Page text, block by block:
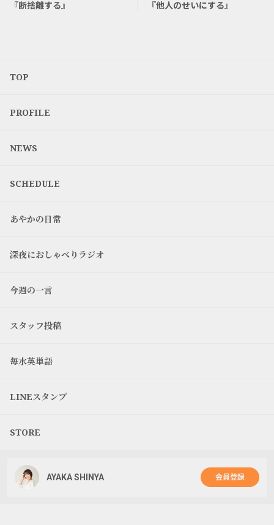
『断捨離する』 『他人のせいにする』
TOP
PROFILE
NEWS
SCHEDULE
あやかの日常
深夜におしゃべりラジオ
今週の一言
スタッフ投稿
毎水英単語
LINEスタンプ
STORE
AYAKA SHINYA 会員登録